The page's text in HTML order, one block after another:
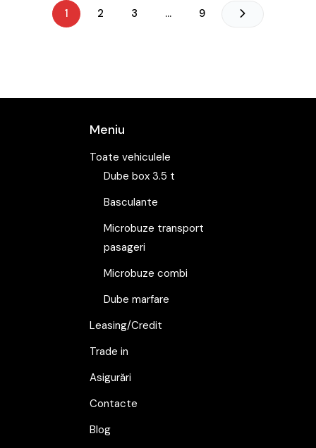
1 2 3 … 9
Meniu
Toate vehiculele
Dube box 3.5 t
Basculante
Microbuze transport
pasageri
Microbuze combi
Dube marfare
Leasing/Credit
Trade in
Asigurări
Contacte
Blog